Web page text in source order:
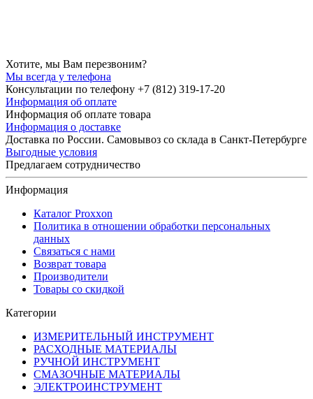
Хотите, мы Вам перезвоним?
Мы всегда у телефона
Консультации по телефону +7 (812) 319-17-20
Информация об оплате
Информация об оплате товара
Информация о доставке
Доставка по России. Самовывоз со склада в Санкт-Петербурге
Выгодные условия
Предлагаем сотрудничество
Информация
Каталог Proxxon
Политика в отношении обработки персональных
данных
Связаться с нами
Возврат товара
Производители
Товары со скидкой
Категории
ИЗМЕРИТЕЛЬНЫЙ ИНСТРУМЕНТ
РАСХОДНЫЕ МАТЕРИАЛЫ
РУЧНОЙ ИНСТРУМЕНТ
СМАЗОЧНЫЕ МАТЕРИАЛЫ
ЭЛЕКТРОИНСТРУМЕНТ